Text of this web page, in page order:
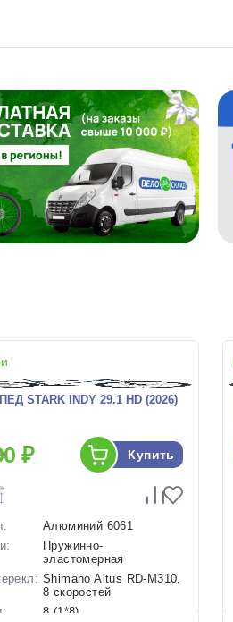
STARK INDY 29.1 HD (2026)
₽ Купить
Алюминий 6061
Пружинно-
эластомерная
Shimano Altus RD-M310,
8 скоростей
8 (1*8)